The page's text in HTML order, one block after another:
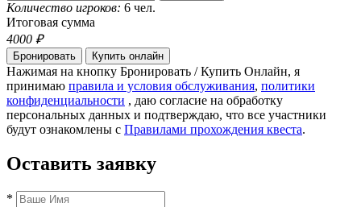
Количество игроков: 6 чел.
Итоговая сумма
4000 ₽
Бронировать Купить онлайн
Нажимая на кнопку Бронировать / Купить Онлайн, я
принимаю правила и условия обслуживания, политики
конфиденциальности , даю согласие на обработку
персональных данных и подтверждаю, что все участники
будут ознакомлены с Правилами прохождения квеста.
Оставить заявку
*